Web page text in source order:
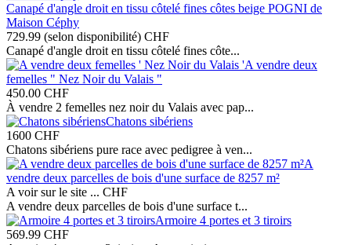
Canapé d'angle droit en tissu côtelé fines côtes beige POGNI de
Maison Céphy
729.99 (selon disponibilité) CHF
Canapé d'angle droit en tissu côtelé fines côte...
A vendre deux
femelles " Nez Noir du Valais "
450.00 CHF
À vendre 2 femelles nez noir du Valais avec pap...
Chatons sibériens
1600 CHF
Chatons sibériens pure race avec pedigree à ven...
A
vendre deux parcelles de bois d'une surface de 8257 m²
A voir sur le site ... CHF
A vendre deux parcelles de bois d'une surface t...
Armoire 4 portes et 3 tiroirs
569.99 CHF